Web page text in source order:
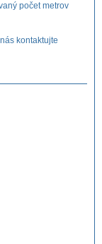
počet metrov
kontaktujte